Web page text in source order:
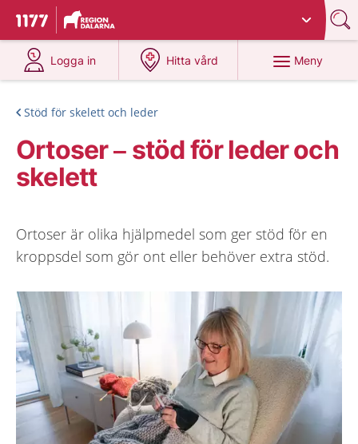
Till startsidan för 1177
Du har valt region
Logga in
på 1177.se
Hitta vård
på 1177.se
Meny
Stöd för skelett och leder
Ortoser – stöd för leder och
skelett
Ortoser är olika hjälpmedel som ger stöd för en
kroppsdel som gör ont eller behöver extra stöd.